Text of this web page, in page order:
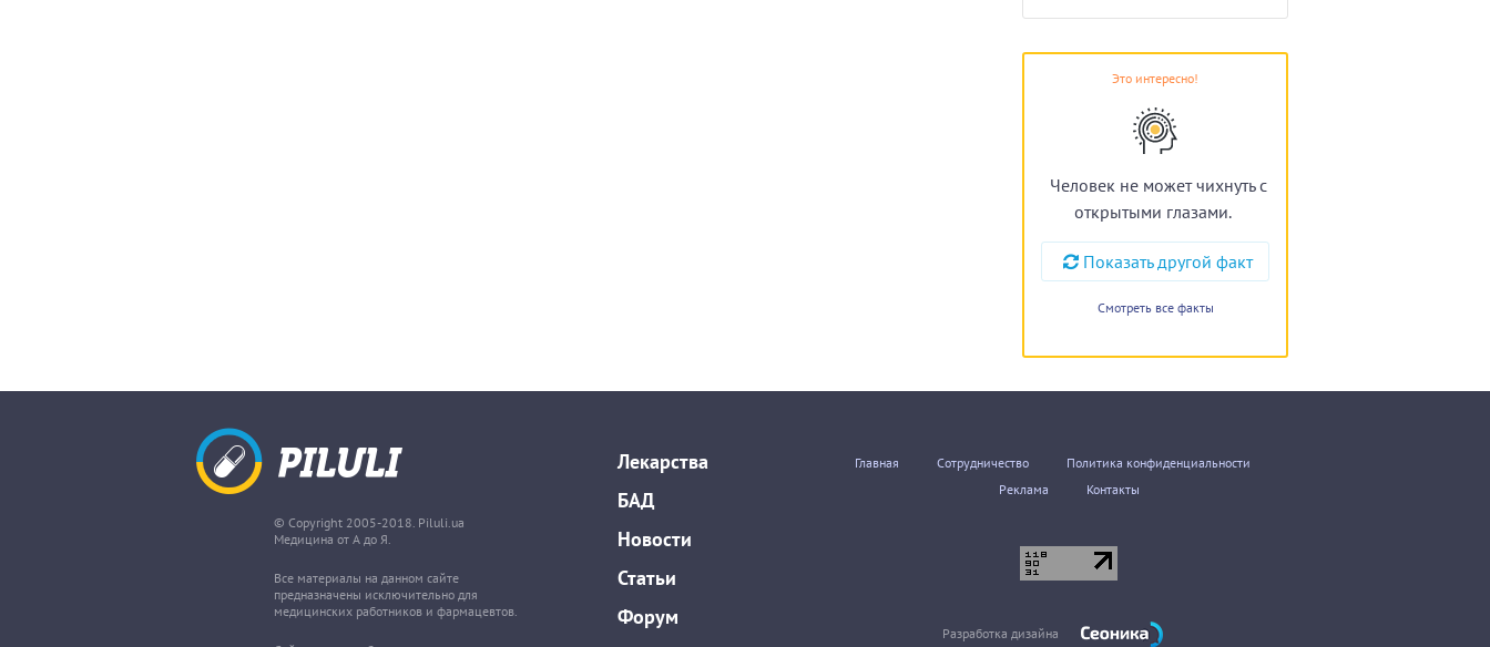
Это интересно!
Человек не может чихнуть с
открытыми глазами.
Показать другой факт
Смотреть все факты
© Copyright 2005-2018. Piluli.ua
Медицина от А до Я.
Все материалы на данном сайте
предназначены исключительно для
медицинских работников и фармацевтов.
Лекарства
БАД
Новости
Статьи
Форум
Главная Сотрудничество
Политика конфиденциальности
Реклама
Контакты
Разработка дизайна